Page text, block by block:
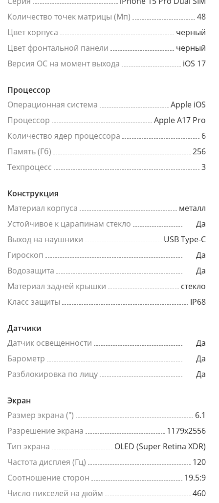
Количество точек матрицы (Мп)
48
Цвет корпуса
черный
Цвет фронтальной панели
черный
Версия ОС на момент выхода
iOS 17
Процессор
Операционная система
Apple iOS
Процессор
Apple A17 Pro
Количество ядер процессора
6
Память (Гб)
256
Техпроцесс
3
Конструкция
Материал корпуса
металл
Устойчивое к царапинам стекло
Да
Выход на наушники
USB Type-C
Гироскоп
Да
Водозащита
Да
Материал задней крышки
стекло
Класс защиты
IP68
Датчики
Датчик освещенности
Да
Барометр
Да
Разблокировка по лицу
Да
Экран
Размер экрана (")
6.1
Разрешение экрана
1179x2556
Тип экрана
OLED (Super Retina XDR)
Частота дисплея (Гц)
120
Соотношение сторон
19.5:9
Число пикселей на дюйм
460